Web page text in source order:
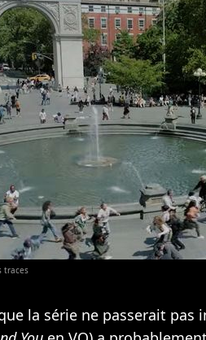
traces
la série ne passerait pas